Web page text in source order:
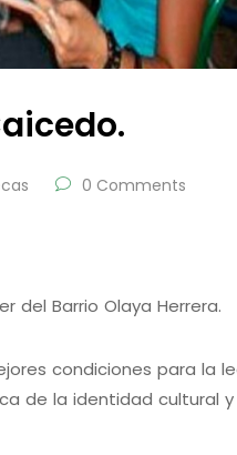
0 Comments
del Barrio Olaya Herrera.
condiciones para la
de la identidad cultural